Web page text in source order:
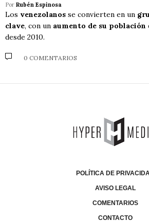
Por Rubén Espinosa
Los venezolanos se convierten en un
clave, con un aumento de su población
desde 2010.
0 COMENTARIOS
POLÍTICA DE
AVISO LEGAL
COMENTARIOS
CONTACTO